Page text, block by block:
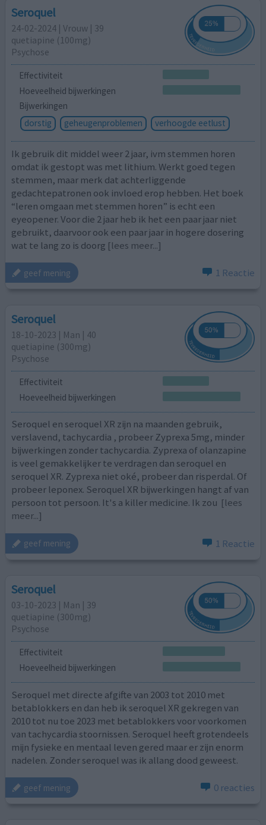
Seroquel
24-02-2024 | Vrouw | 39
quetiapine (100mg)
Psychose
Effectiviteit
Hoeveelheid bijwerkingen
Bijwerkingen
dorstig
geheugenproblemen verhoogde eetlust
Ik gebruik dit middel weer 2 jaar, ivm stemmen horen
omdat ik gestopt was met lithium. Werkt goed tegen
stemmen, maar merk dat achterliggende
gedachtepatronen ook invloed erop hebben. Het boek
“leren omgaan met stemmen horen” is echt een
eyeopener. Voor die 2 jaar heb ik het een paar jaar niet
gebruikt, daarvoor ook een paar jaar in hogere dosering
wat te lang zo is doorg [lees meer...]
geef mening 1 Reactie
Seroquel
18-10-2023 | Man | 40
quetiapine (300mg)
Psychose
Effectiviteit
Hoeveelheid bijwerkingen
Seroquel en seroquel XR zijn na maanden gebruik,
verslavend, tachycardia , probeer Zyprexa 5mg, minder
bijwerkingen zonder tachycardia. Zyprexa of olanzapine
is veel gemakkelijker te verdragen dan seroquel en
seroquel XR. Zyprexa niet oké, probeer dan risperdal. Of
probeer leponex. Seroquel XR bijwerkingen hangt af van
persoon tot persoon. It's a killer medicine. Ik zou [lees
meer...]
geef mening 1 Reactie
Seroquel
03-10-2023 | Man | 39
quetiapine (300mg)
Psychose
Effectiviteit
Hoeveelheid bijwerkingen
Seroquel met directe afgifte van 2003 tot 2010 met
betablokkers en dan heb ik seroquel XR gekregen van
2010 tot nu toe 2023 met betablokkers voor voorkomen
van tachycardia stoornissen. Seroquel heeft grotendeels
mijn fysieke en mentaal leven gered maar er zijn enorm
nadelen. Zonder seroquel was ik allang dood geweest.
geef mening 0 reacties